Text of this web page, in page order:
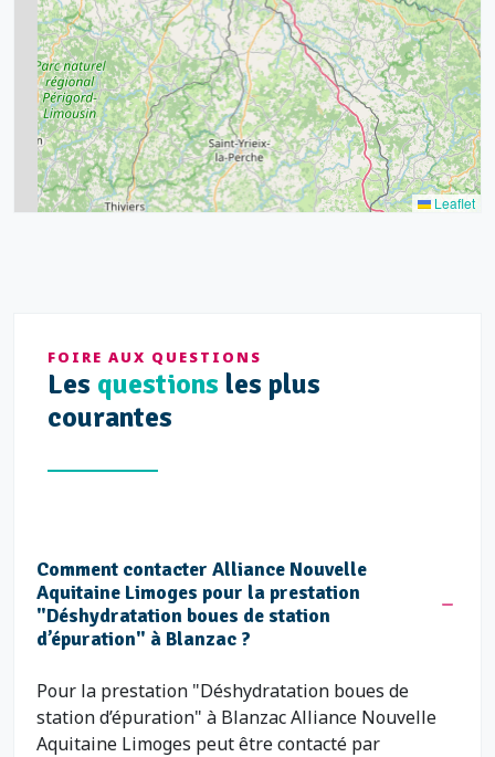
9
2
3
11
5
8
7
Leaflet
FOIRE AUX QUESTIONS
Les questions les plus
courantes
Comment contacter Alliance Nouvelle
Aquitaine Limoges pour la prestation
"Déshydratation boues de station
d’épuration" à Blanzac ?
Pour la prestation "Déshydratation boues de
station d’épuration" à Blanzac Alliance Nouvelle
Aquitaine Limoges peut être contacté par